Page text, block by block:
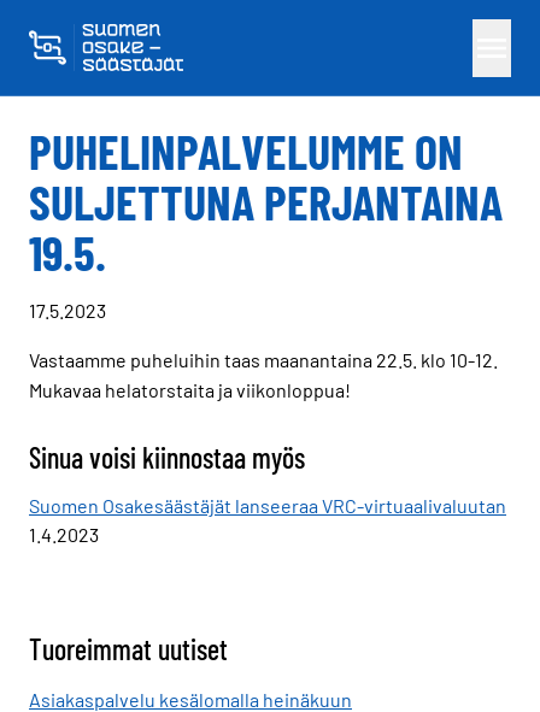
Skippaa sisältö
PUHELINPALVELUMME ON
SULJETTUNA PERJANTAINA
19.5.
17.5.2023
Vastaamme puheluihin taas maanantaina 22.5. klo 10-12.
Mukavaa helatorstaita ja viikonloppua!
Sinua voisi kiinnostaa myös
Suomen Osakesäästäjät lanseeraa VRC-virtuaalivaluutan
1.4.2023
Tuoreimmat uutiset
Asiakaspalvelu kesälomalla heinäkuun